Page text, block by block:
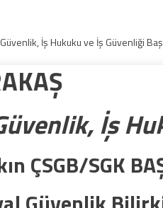
İş Hukuku ve İş Güvenliği
İş
ÇSGB/SGK